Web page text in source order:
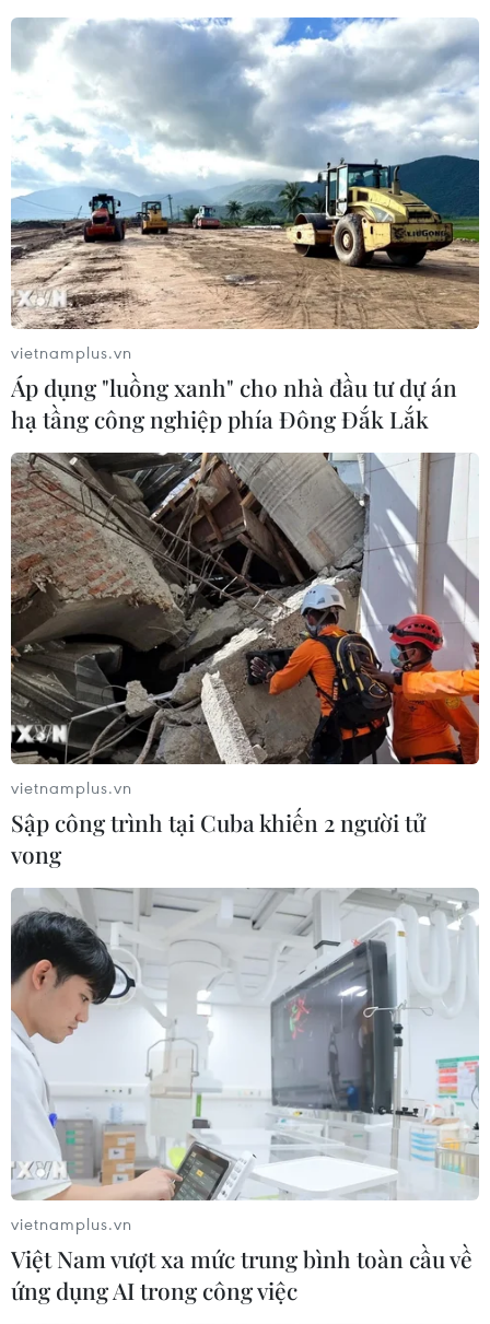
vietnamplus.vn
Áp dụng "luồng xanh" cho nhà đầu tư dự án
hạ tầng công nghiệp phía Đông Đắk Lắk
vietnamplus.vn
Sập công trình tại Cuba khiến 2 người tử
vong
vietnamplus.vn
Việt Nam vượt xa mức trung bình toàn cầu về
ứng dụng AI trong công việc